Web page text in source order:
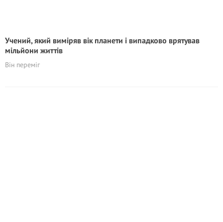
Учений, який виміряв вік планети і випадково врятував
мільйони життів
Він переміг